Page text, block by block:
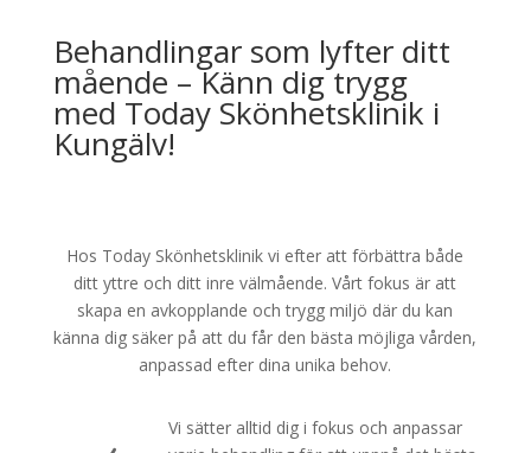
Behandlingar som lyfter ditt
mående – Känn dig trygg
med Today Skönhetsklinik i
Kungälv!
Hos Today Skönhetsklinik vi efter att förbättra både
ditt yttre och ditt inre välmående. Vårt fokus är att
skapa en avkopplande och trygg miljö där du kan
känna dig säker på att du får den bästa möjliga vården,
anpassad efter dina unika behov.
Vi sätter alltid dig i fokus och anpassar